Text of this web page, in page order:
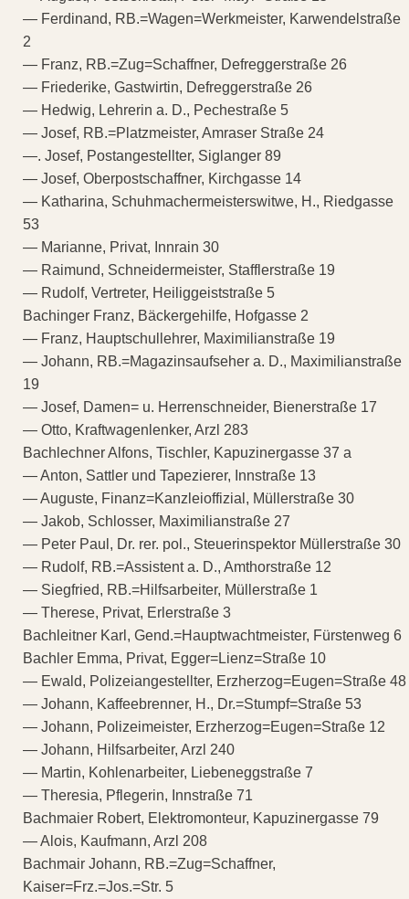
— Ferdinand, RB.=Wagen=Werkmeister, Karwendelstraße
2
— Franz, RB.=Zug=Schaffner, Defreggerstraße 26
— Friederike, Gastwirtin, Defreggerstraße 26
— Hedwig, Lehrerin a. D., Pechestraße 5
— Josef, RB.=Platzmeister, Amraser Straße 24
—. Josef, Postangestellter, Siglanger 89
— Josef, Oberpostschaffner, Kirchgasse 14
— Katharina, Schuhmachermeisterswitwe, H., Riedgasse
53
— Marianne, Privat, Innrain 30
— Raimund, Schneidermeister, Stafflerstraße 19
— Rudolf, Vertreter, Heiliggeiststraße 5
Bachinger Franz, Bäckergehilfe, Hofgasse 2
— Franz, Hauptschullehrer, Maximilianstraße 19
— Johann, RB.=Magazinsaufseher a. D., Maximilianstraße
19
— Josef, Damen= u. Herrenschneider, Bienerstraße 17
— Otto, Kraftwagenlenker, Arzl 283
Bachlechner Alfons, Tischler, Kapuzinergasse 37 a
— Anton, Sattler und Tapezierer, Innstraße 13
— Auguste, Finanz=Kanzleioffizial, Müllerstraße 30
— Jakob, Schlosser, Maximilianstraße 27
— Peter Paul, Dr. rer. pol., Steuerinspektor Müllerstraße 30
— Rudolf, RB.=Assistent a. D., Amthorstraße 12
— Siegfried, RB.=Hilfsarbeiter, Müllerstraße 1
— Therese, Privat, Erlerstraße 3
Bachleitner Karl, Gend.=Hauptwachtmeister, Fürstenweg 6
Bachler Emma, Privat, Egger=Lienz=Straße 10
— Ewald, Polizeiangestellter, Erzherzog=Eugen=Straße 48
— Johann, Kaffeebrenner, H., Dr.=Stumpf=Straße 53
— Johann, Polizeimeister, Erzherzog=Eugen=Straße 12
— Johann, Hilfsarbeiter, Arzl 240
— Martin, Kohlenarbeiter, Liebeneggstraße 7
— Theresia, Pflegerin, Innstraße 71
Bachmaier Robert, Elektromonteur, Kapuzinergasse 79
— Alois, Kaufmann, Arzl 208
Bachmair Johann, RB.=Zug=Schaffner,
Kaiser=Frz.=Jos.=Str. 5